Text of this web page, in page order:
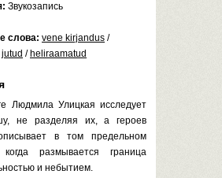
Звукозапись
слова: vene kirjandus /
jutud / heliraamatud
Людмила Улицкая исследует
не разделяя их, а героев
в том предельном
когда размывается граница
и небытием.